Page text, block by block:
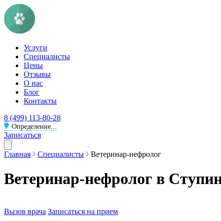
Услуги
Специалисты
Цены
Отзывы
О нас
Блог
Контакты
8 (499) 113-80-28
Определение...
Записаться
Главная Специалисты Ветеринар-нефролог
Ветеринар-нефролог в
Вызов врача Записаться на прием